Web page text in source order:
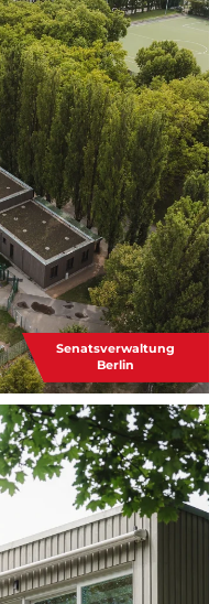
Senatsverwaltung
Berlin